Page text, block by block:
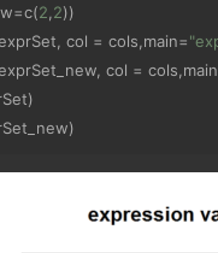
=c(2 2))
col = cols main=
col = cols main
)
)